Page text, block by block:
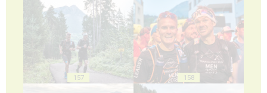
157 158